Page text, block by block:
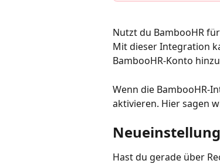
Nutzt du BambooHR
Mit dieser Integration
BambooHR-Konto
Wenn die BambooHR-
aktivieren. Hier sagen
Hast du gerade über